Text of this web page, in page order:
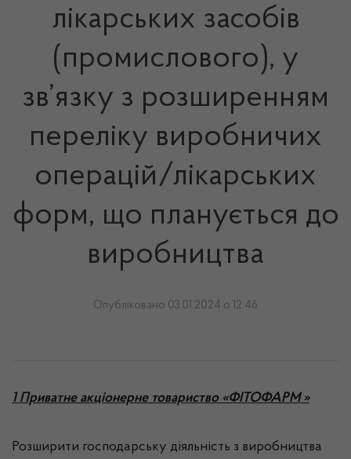
лікарських засобів
(промислового), у
зв’язку з розширенням
переліку виробничих
операцій/лікарських
форм, що планується до
виробництва
Опубліковано 03.01.2024 о 12:46
1 Приватне акціонерне товариство «ФІТОФАРМ »
Розширити господарську діяльність з виробництва